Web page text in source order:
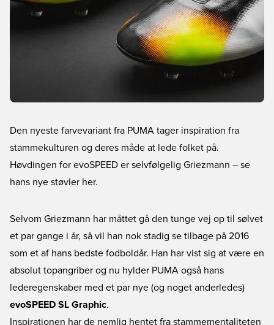
Den nyeste farvevariant fra PUMA tager inspiration fra
stammekulturen og deres måde at lede folket på.
Høvdingen for evoSPEED er selvfølgelig Griezmann – se
hans nye støvler her.
Selvom Griezmann har måttet gå den tunge vej op til sølvet
et par gange i år, så vil han nok stadig se tilbage på 2016
som et af hans bedste fodboldår. Han har vist sig at være en
absolut topangriber og nu hylder PUMA også hans
lederegenskaber med et par nye (og noget anderledes)
evoSPEED SL Graphic.
Inspirationen har de nemlig hentet fra stammementaliteten